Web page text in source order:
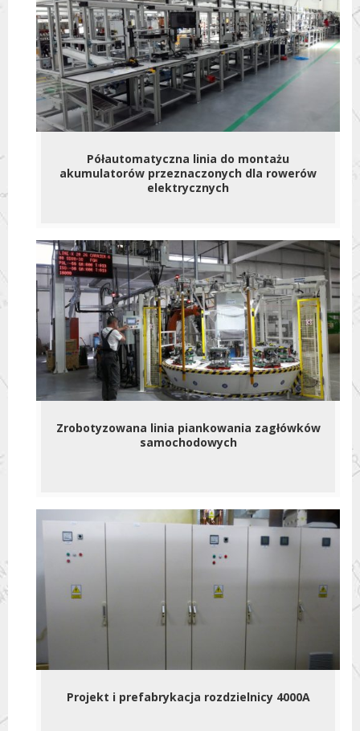
Półautomatyczna linia do montażu
akumulatorów przeznaczonych dla rowerów
elektrycznych
Zrobotyzowana linia piankowania zagłówków
samochodowych
Projekt i prefabrykacja rozdzielnicy 4000A